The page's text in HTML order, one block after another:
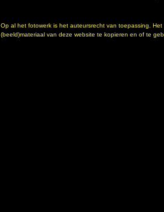
Op al het fotowerk is het auteursrecht van toepassing.
(beeld)materiaal van deze website te kopieren en of te